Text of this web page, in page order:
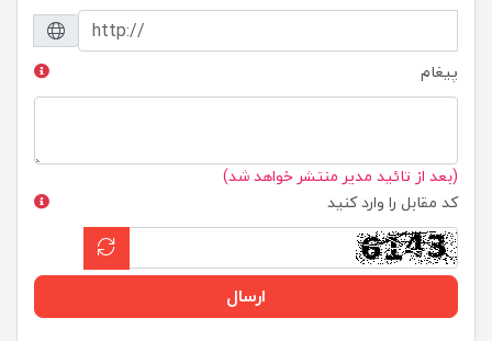
پیغام
(بعد از تائید مدیر منتشر خواهد شد)
کد مقابل را وارد کنید
ارسال